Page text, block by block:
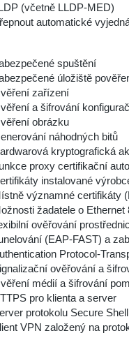
(včetně LLDP-MED)
automatické
spuštění
úložiště
zařízení
a šifrování
obrázku
náhodných bitů
kryptografická
proxy certifikační
instalované
významné certifikáty
žadatele o
ověřování
(EAP-FAST) a
Protocol-
ověřování a
médií a šifrování
pro klienta a server
protokolu Secure
VPN založený na